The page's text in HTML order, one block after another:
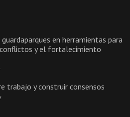
en herramientas para
y el fortalecimiento
trabajo y construir consensos